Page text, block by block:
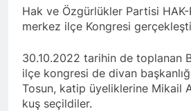
tarihinde
toplantıya
Düzgün
birinci
moderatör
Fırat, Prf.
Doç. Dr.
ve
süreci
Barış
meşru
ile
OLSUN
11 Ay Ago
HAK-PAR
ilçe
11 Ay Ago
Hak ve
Hak ve Özgürlükler Partisi
merkez ilçe Kongresi
30.10.2022 tarihin de toplanan
ilçe kongresi de divan
Tosun, katip üyeliklerine Mikail
kuş seçildiler.